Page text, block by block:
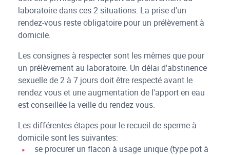
laboratoire dans ces 2 situations. La prise d'un
rendez-vous reste obligatoire pour un prélèvement à
domicile.
Les consignes à respecter sont les mêmes que pour
un prélèvement au laboratoire. Un délai d'abstinence
sexuelle de 2 à 7 jours doit être respecté avant le
rendez vous et une augmentation de l'apport en eau
est conseillée la veille du rendez vous.
Les différentes étapes pour le recueil de sperme à
domicile sont les suivantes:
se procurer un flacon à usage unique (type pot à